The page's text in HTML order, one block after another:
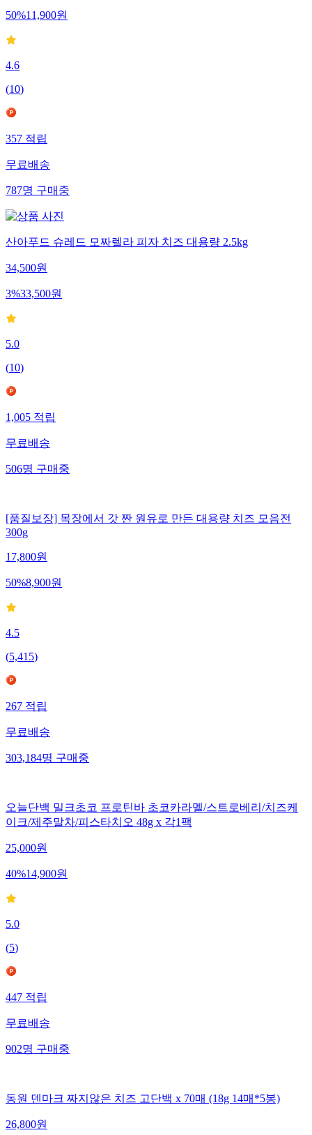
50%11,900원
4.6
(10)
357적립
무료배송
787명구매중
산아푸드 슈레드 모짜렐라 피자 치즈 대용량 2.5kg
34,500원
3%33,500원
5.0
(10)
1,005적립
무료배송
506명구매중
[품질보장] 목장에서 갓 짠 원유로 만든 대용량 치즈 모음전
300g
17,800원
50%8,900원
4.5
(5,415)
267적립
무료배송
303,184명구매중
오늘단백 밀크초코 프로틴바 초코카라멜/스트로베리/치즈케
이크/제주말차/피스타치오 48g x 각1팩
25,000원
40%14,900원
5.0
(5)
447적립
무료배송
902명구매중
동원 덴마크 짜지않은 치즈 고단백 x 70매 (18g 14매*5봉)
26,800원